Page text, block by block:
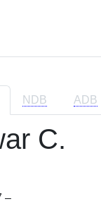
NDB ADB
C.
–